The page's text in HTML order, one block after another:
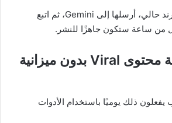
ابدأ بلقطة شاشة من ترند حالي، أرسلها إلى Gemini، ثم اتبع
من ساعة ستكون جاهزًا للنشر.
هل يمكن صناعة محتوى Viral بدون ميزانية
يفعلون ذلك يوميًا باستخدام الأدوات